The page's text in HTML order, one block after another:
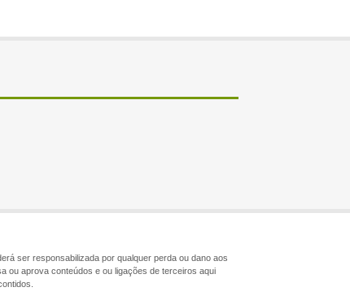
ser responsabilizada por qualquer perda ou dano aos
ou aprova conteúdos e ou ligações de terceiros aqui